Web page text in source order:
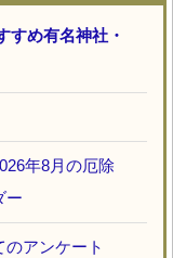
すめ有名神社・
年8月の厄除
ー
アンケート